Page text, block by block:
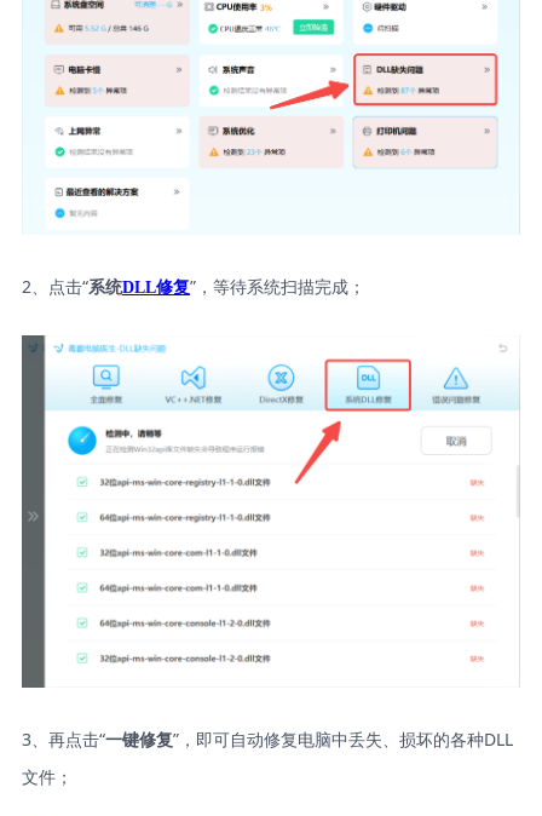
2、点击“系统DLL修复”，等待系统扫描完成；
3、再点击“一键修复”，即可自动修复电脑中丢失、损坏的各种DLL
文件；